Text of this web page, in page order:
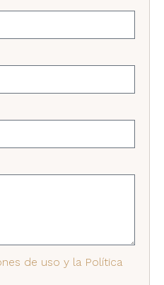
de uso y la Política